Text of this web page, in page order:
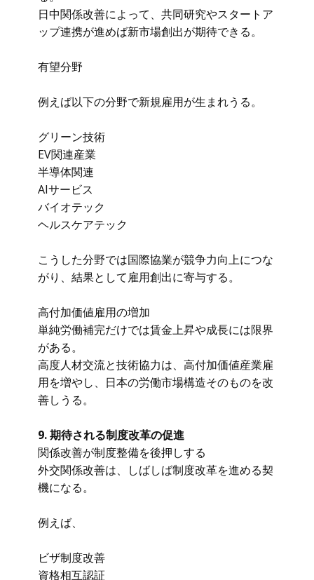
日中関係改善によって、共同研究やスタートア
ップ連携が進めば新市場創出が期待できる。
有望分野
例えば以下の分野で新規雇用が生まれうる。
グリーン技術
EV関連産業
半導体関連
AIサービス
バイオテック
ヘルスケアテック
こうした分野では国際協業が競争力向上につな
がり、結果として雇用創出に寄与する。
高付加価値雇用の増加
単純労働補完だけでは賃金上昇や成長には限界
がある。
高度人材交流と技術協力は、高付加価値産業雇
用を増やし、日本の労働市場構造そのものを改
善しうる。
9. 期待される制度改革の促進
関係改善が制度整備を後押しする
外交関係改善は、しばしば制度改革を進める契
機になる。
例えば、
ビザ制度改善
資格相互認証